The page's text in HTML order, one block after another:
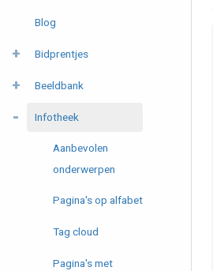
Blog
Bidprentjes
Beeldbank
Infotheek
Aanbevolen
onderwerpen
Pagina's op alfabet
Tag cloud
Pagina's met